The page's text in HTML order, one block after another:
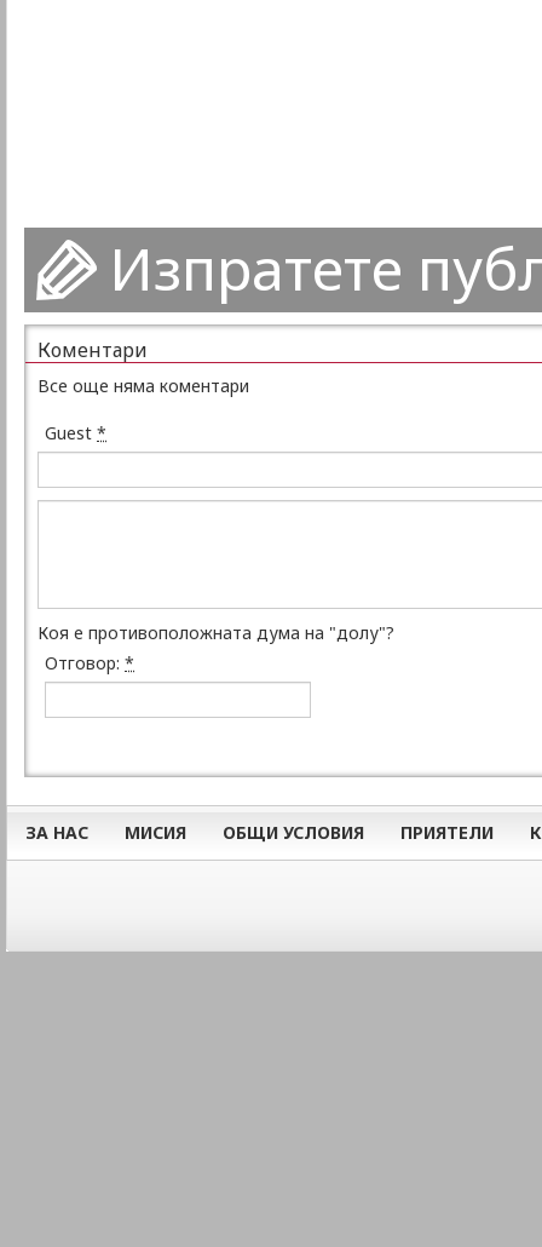
Изпратете
Коментари
Все още няма коментари
Guest *
Коя е противоположната дума на "долу"?
Отговор: *
ЗА НАС МИСИЯ ОБЩИ УСЛОВИЯ ПРИЯТЕЛИ